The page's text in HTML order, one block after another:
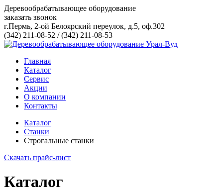
Деревообрабатывающее оборудование
заказать звонок
г.Пермь, 2-ой Белоярский переулок, д.5, оф.302
(342) 211-08-52 /(342) 211-08-53
Главная
Каталог
Сервис
Акции
О компании
Контакты
Каталог
Станки
Строгальные станки
Скачать прайс-лист
Каталог